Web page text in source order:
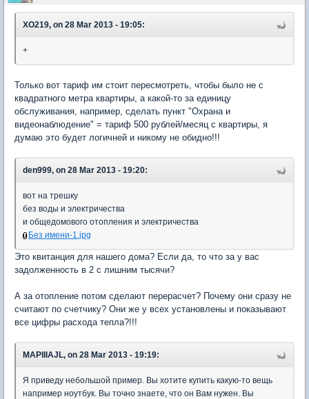
XO219, on 28 Mar 2013 - 19:05:
+
Только вот тариф им стоит пересмотреть, чтобы было не с
квадратного метра квартиры, а какой-то за единицу
обслуживания, например, сделать пункт "Охрана и
видеонаблюдение" = тариф 500 рублей/месяц с квартиры, я
думаю это будет логичней и никому не обидно!!!
den999, on 28 Mar 2013 - 19:20:
вот на трешку
без воды и электричества
и общедомового отопления и электричества
Без имени-1.jpg
Это квитанция для нашего дома? Если да, то что за у вас
задолженность в 2 с лишним тысячи?
А за отопление потом сделают перерасчет? Почему они сразу не
считают по счетчику? Они же у всех установлены и показывают
все цифры расхода тепла?!!!
MAPIIIAJL, on 28 Mar 2013 - 19:19:
Я приведу небольшой пример. Вы хотите купить какую-то вещь
например ноутбук. Вы точно знаете, что он Вам нужен. Вы